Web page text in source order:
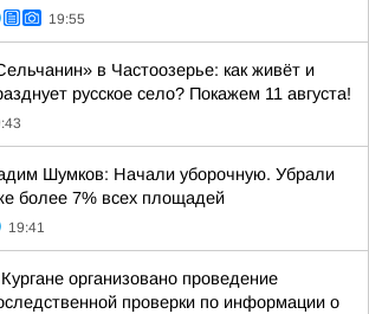
19:55
в Частоозерье: как живёт и
русское село? Покажем 11 августа!
Шумков: Начали уборочную. Убрали
более 7% всех площадей
19:41
организовано проведение
проверки по информации о